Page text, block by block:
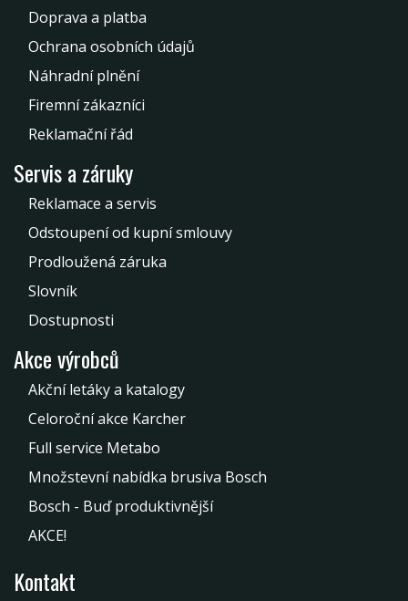
Doprava a platba
Ochrana osobních údajů
Náhradní plnění
Firemní zákazníci
Reklamační řád
Servis a záruky
Reklamace a servis
Odstoupení od kupní smlouvy
Prodloužená záruka
Slovník
Dostupnosti
Akce výrobců
Akční letáky a katalogy
Celoroční akce Karcher
Full service Metabo
Množstevní nabídka brusiva Bosch
Bosch - Buď produktivnější
AKCE!
Kontakt